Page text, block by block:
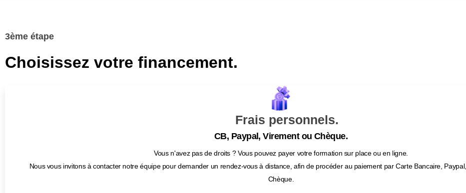
3ème étape
Choisissez votre financement.
Frais personnels.
CB, Paypal, Virement ou Chèque.
Vous n'avez pas de droits ? Vous pouvez payer votre formation sur place ou en ligne.
Nous vous invitons à contacter notre équipe pour demander un rendez-vous à distance, afin de procéder au paiement par Carte Bancaire,
Chèque.